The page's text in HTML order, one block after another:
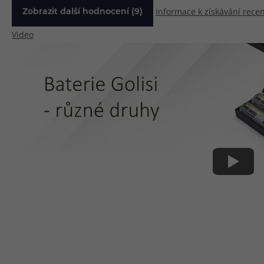
Zobrazit další hodnocení (9) Informace k získávání
Video